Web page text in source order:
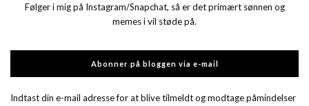
Følger i mig på Instagram/Snapchat, så er det primært sønnen og
memes i vil støde på.
Abonner på bloggen via e-mail
Indtast din e-mail adresse for at blive tilmeldt og modtage påmindelser